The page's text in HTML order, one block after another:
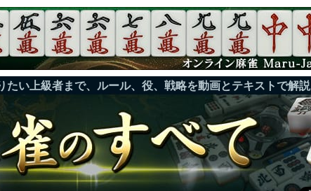
たい上級者まで、ルール、役、戦略を動画とテキストで解説